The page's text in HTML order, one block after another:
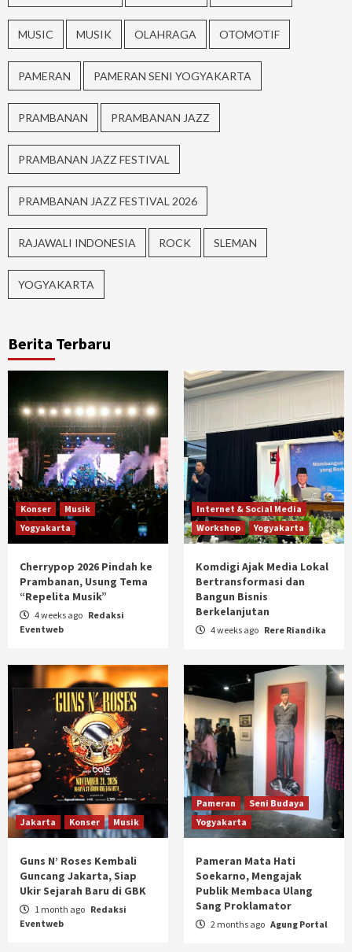
MUSIC MUSIK OLAHRAGA OTOMOTIF
PAMERAN PAMERAN SENI YOGYAKARTA
PRAMBANAN PRAMBANAN JAZZ
PRAMBANAN JAZZ FESTIVAL
PRAMBANAN JAZZ FESTIVAL 2026
RAJAWALI INDONESIA ROCK SLEMAN
YOGYAKARTA
Berita Terbaru
Konser
Musik
Yogyakarta
Cherrypop 2026 Pindah ke
Prambanan, Usung Tema
“Repelita Musik”
4 weeks ago Redaksi
Eventweb
Internet & Social Media
Workshop
Yogyakarta
Komdigi Ajak Media Lokal
Bertransformasi dan
Bangun Bisnis
Berkelanjutan
4 weeks ago Rere Riandika
Jakarta Konser Musik
Guns N’ Roses Kembali
Guncang Jakarta, Siap
Ukir Sejarah Baru di GBK
1 month ago Redaksi
Eventweb
Pameran
Seni Budaya
Yogyakarta
Pameran Mata Hati
Soekarno, Mengajak
Publik Membaca Ulang
Sang Proklamator
2 months ago Agung Portal